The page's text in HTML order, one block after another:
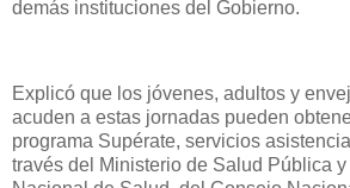
demás instituciones del Gobierno.
Explicó que los jóvenes, adultos y
acuden a estas jornadas pueden
programa Supérate, servicios
través del Ministerio de Salud Pública